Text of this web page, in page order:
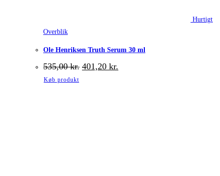
Hurtigt
Overblik
Ole Henriksen Truth Serum 30 ml
535,00kr. Den
oprindelige
401,20 kr.
aktuelle
Køb produkt